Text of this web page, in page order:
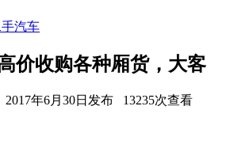
手汽车
价收购各种厢货，大客
年6月30日发布 13235次查看